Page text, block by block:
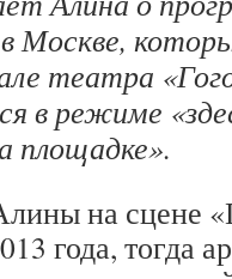
Москве,
театра
в режиме
площадке».
на сцене
года, тогда